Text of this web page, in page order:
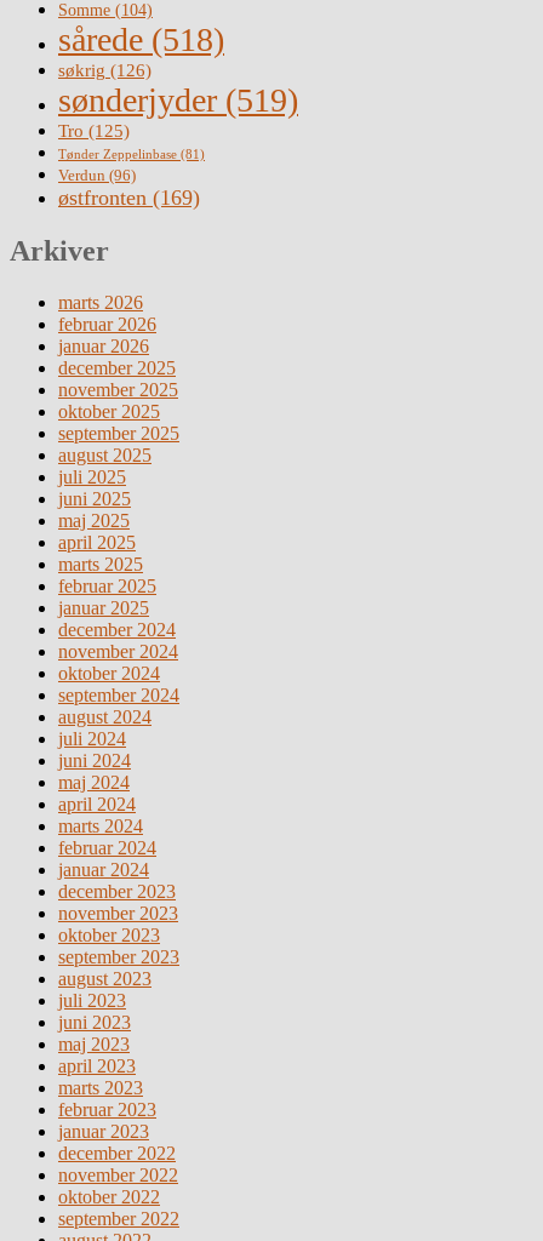
Somme (104)
sårede (518)
søkrig (126)
sønderjyder (519)
Tro (125)
Tønder Zeppelinbase (81)
Verdun (96)
østfronten (169)
Arkiver
marts 2026
februar 2026
januar 2026
december 2025
november 2025
oktober 2025
september 2025
august 2025
juli 2025
juni 2025
maj 2025
april 2025
marts 2025
februar 2025
januar 2025
december 2024
november 2024
oktober 2024
september 2024
august 2024
juli 2024
juni 2024
maj 2024
april 2024
marts 2024
februar 2024
januar 2024
december 2023
november 2023
oktober 2023
september 2023
august 2023
juli 2023
juni 2023
maj 2023
april 2023
marts 2023
februar 2023
januar 2023
december 2022
november 2022
oktober 2022
september 2022